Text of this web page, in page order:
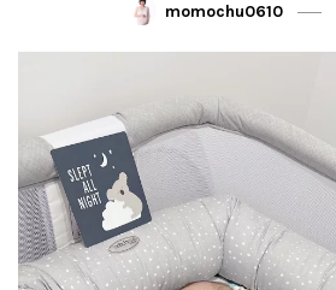
momochu0610